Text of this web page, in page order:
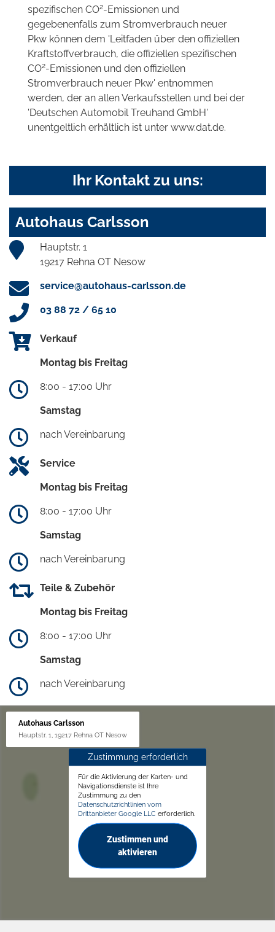
spezifischen CO2-Emissionen und
gegebenenfalls zum Stromverbrauch neuer
Pkw können dem 'Leitfaden über den offiziellen
Kraftstoffverbrauch, die offiziellen spezifischen
CO2-Emissionen und den offiziellen
Stromverbrauch neuer Pkw' entnommen
werden, der an allen Verkaufsstellen und bei der
'Deutschen Automobil Treuhand GmbH'
unentgeltlich erhältlich ist unter www.dat.de.
Ihr Kontakt zu uns:
Autohaus Carlsson
Hauptstr. 1
19217 Rehna OT Nesow
service@autohaus-carlsson.de
03 88 72 / 65 10
Verkauf
Montag bis Freitag
8:00 - 17:00 Uhr
Samstag
nach Vereinbarung
Service
Montag bis Freitag
8:00 - 17:00 Uhr
Samstag
nach Vereinbarung
Teile & Zubehör
Montag bis Freitag
8:00 - 17:00 Uhr
Samstag
nach Vereinbarung
Autohaus Carlsson
Hauptstr. 1, 19217 Rehna OT Nesow
Zustimmung erforderlich
Für die Aktivierung der Karten- und
Navigationsdienste ist Ihre
Zustimmung zu den
Datenschutzrichtlinien vom
Drittanbieter Google LLC erforderlich.
Zustimmen und
aktivieren